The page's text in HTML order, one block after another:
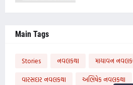
Main Tags
Stories નવલકથા માયાવન
વારસદાર નવલકથા
અભિષેક નવલકથા